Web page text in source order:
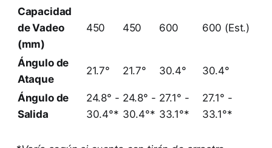
Capacidad
de Vadeo
(mm)
450 450 600 600 (Est.)
Ángulo de
Ataque
21.7° 21.7° 30.4° 30.4°
Ángulo de
Salida
24.8° -
30.4°*
24.8° -
30.4°*
27.1° -
33.1°*
27.1° -
33.1°*